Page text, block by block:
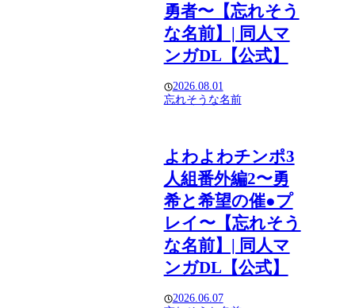
勇者〜【忘れそう
な名前】| 同人マ
ンガDL【公式】
2026.08.01
忘れそうな名前
よわよわチンポ3
人組番外編2〜勇
希と希望の催●プ
レイ〜【忘れそう
な名前】| 同人マ
ンガDL【公式】
2026.06.07